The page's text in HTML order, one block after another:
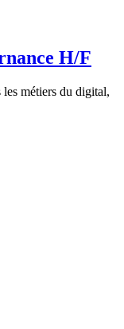
H/F
métiers du digital,